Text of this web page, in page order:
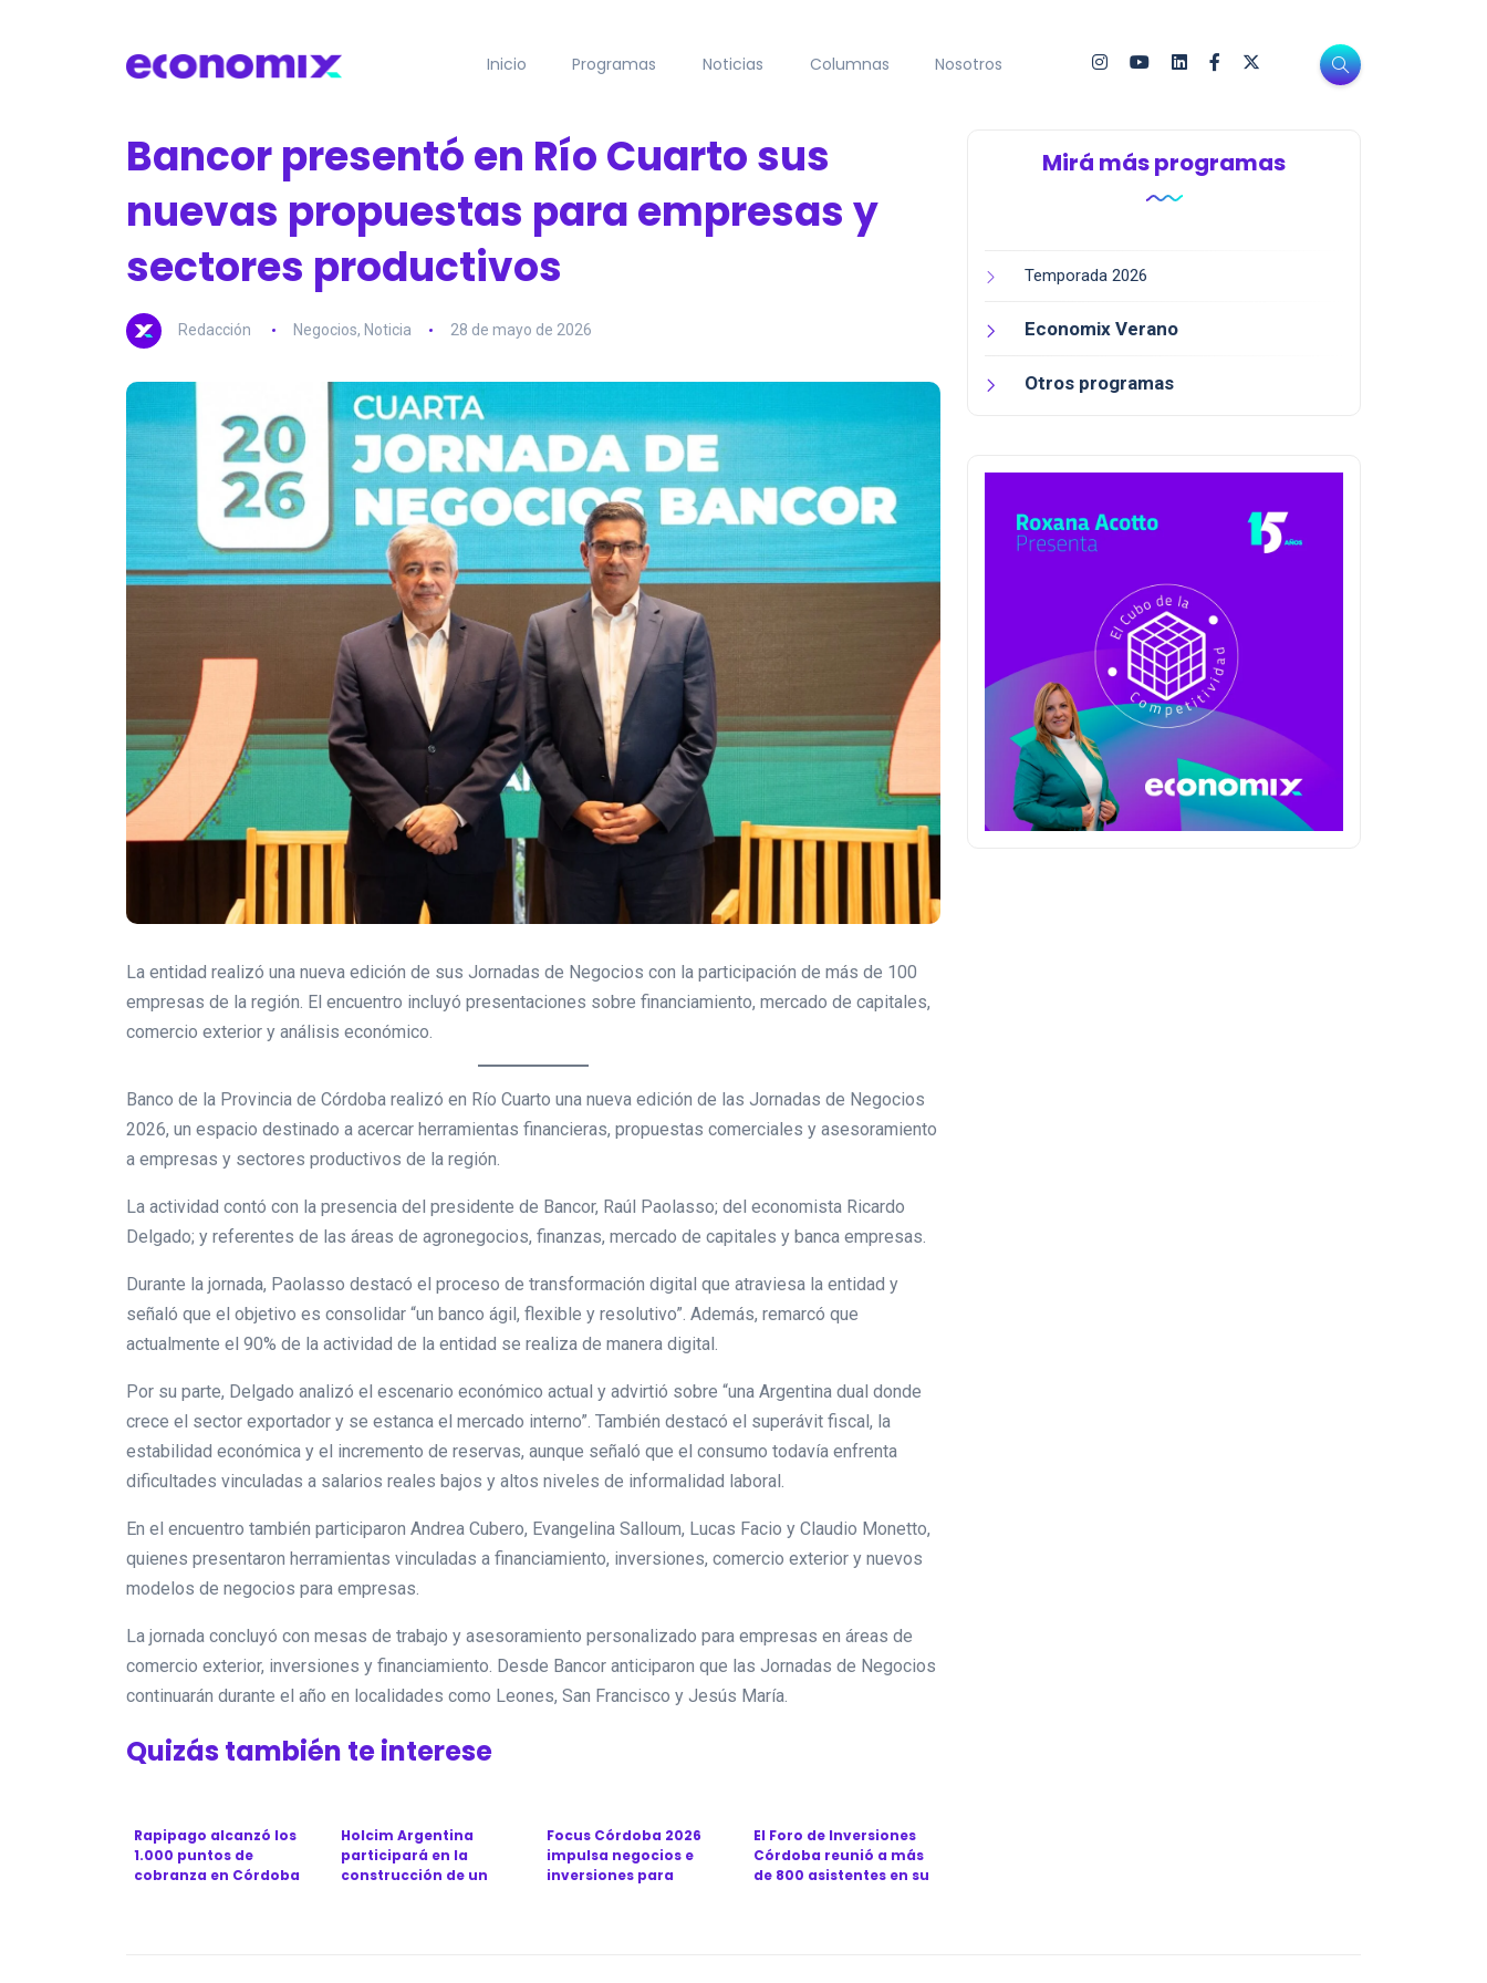
Inicio Programas Noticias Columnas Nosotros
Bancor presentó en Río Cuarto sus
nuevas propuestas para empresas y
sectores productivos
Redacción Negocios, Noticia 28 de mayo de 2026
La entidad realizó una nueva edición de sus Jornadas de Negocios con la participación de más de 100
empresas de la región. El encuentro incluyó presentaciones sobre financiamiento, mercado de capitales,
comercio exterior y análisis económico.
Banco de la Provincia de Córdoba realizó en Río Cuarto una nueva edición de las Jornadas de Negocios
2026, un espacio destinado a acercar herramientas financieras, propuestas comerciales y asesoramiento
a empresas y sectores productivos de la región.
La actividad contó con la presencia del presidente de Bancor, Raúl Paolasso; del economista Ricardo
Delgado; y referentes de las áreas de agronegocios, finanzas, mercado de capitales y banca empresas.
Durante la jornada, Paolasso destacó el proceso de transformación digital que atraviesa la entidad y
señaló que el objetivo es consolidar “un banco ágil, flexible y resolutivo”. Además, remarcó que
actualmente el 90% de la actividad de la entidad se realiza de manera digital.
Por su parte, Delgado analizó el escenario económico actual y advirtió sobre “una Argentina dual donde
crece el sector exportador y se estanca el mercado interno”. También destacó el superávit fiscal, la
estabilidad económica y el incremento de reservas, aunque señaló que el consumo todavía enfrenta
dificultades vinculadas a salarios reales bajos y altos niveles de informalidad laboral.
En el encuentro también participaron Andrea Cubero, Evangelina Salloum, Lucas Facio y Claudio Monetto,
quienes presentaron herramientas vinculadas a financiamiento, inversiones, comercio exterior y nuevos
modelos de negocios para empresas.
La jornada concluyó con mesas de trabajo y asesoramiento personalizado para empresas en áreas de
comercio exterior, inversiones y financiamiento. Desde Bancor anticiparon que las Jornadas de Negocios
continuarán durante el año en localidades como Leones, San Francisco y Jesús María.
Quizás también te interese
Rapipago alcanzó los
1.000 puntos de
cobranza en Córdoba
Holcim Argentina
participará en la
construcción de un
Focus Córdoba 2026
impulsa negocios e
inversiones para
El Foro de Inversiones
Córdoba reunió a más
de 800 asistentes en su
Mirá más programas
Temporada 2026
Economix Verano
Otros programas